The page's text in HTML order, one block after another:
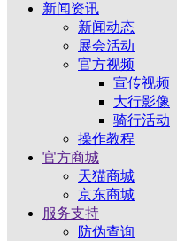
新闻资讯
新闻动态
展会活动
官方视频
宣传视频
大行影像
骑行活动
操作教程
官方商城
天猫商城
京东商城
服务支持
防伪查询